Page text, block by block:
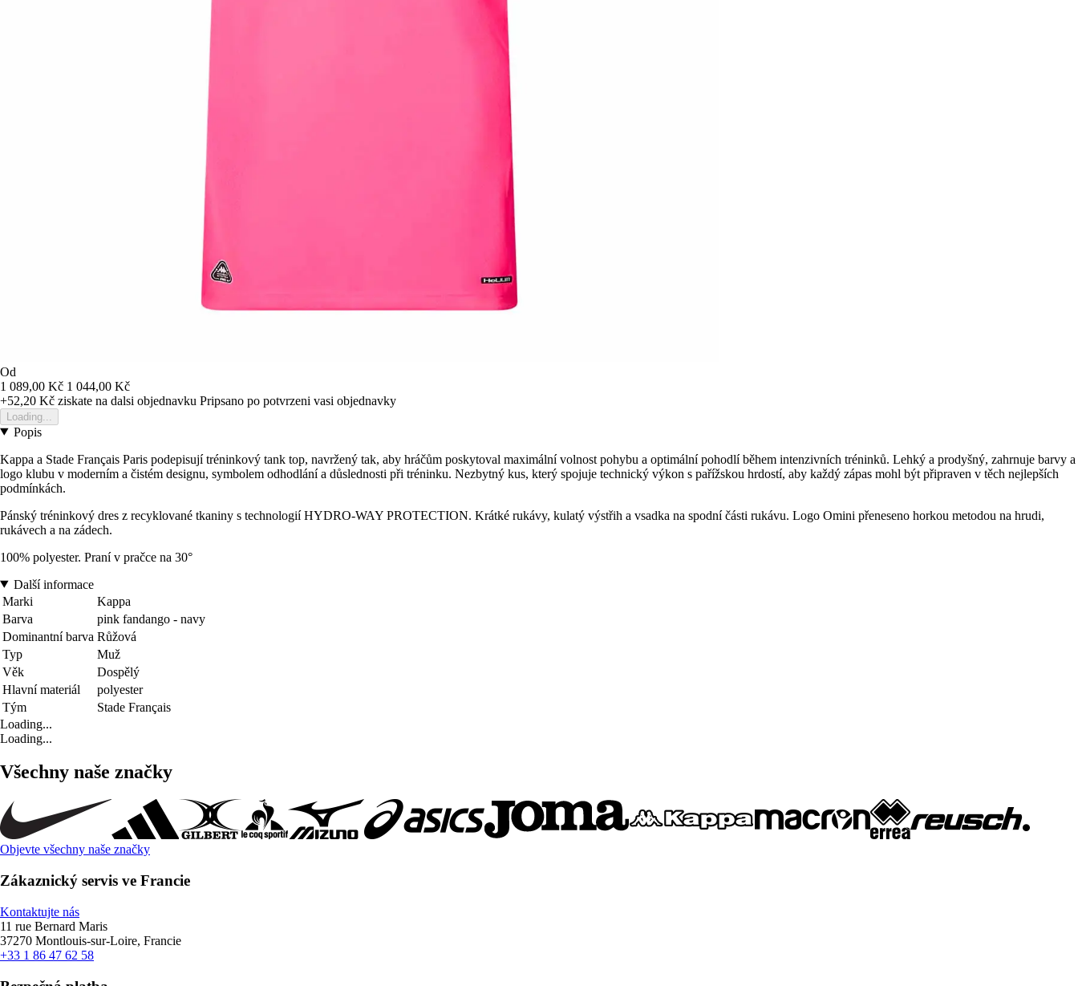
Od
1 089,00 Kč 1 044,00 Kč
+52,20 Kč ziskate na dalsi objednavku Pripsano po potvrzeni vasi objednavky
Loading...
Popis
Kappa a Stade Français Paris podepisují tréninkový tank top, navržený tak, aby hráčům poskytoval maximální volnost pohybu a optimální pohodlí během intenzivních tréninků. Lehký a prodyšný, zahrnuje barvy a
logo klubu v moderním a čistém designu, symbolem odhodlání a důslednosti při tréninku. Nezbytný kus, který spojuje technický výkon s pařížskou hrdostí, aby každý zápas mohl být připraven v těch nejlepších
podmínkách.
Pánský tréninkový dres z recyklované tkaniny s technologií HYDRO-WAY PROTECTION. Krátké rukávy, kulatý výstřih a vsadka na spodní části rukávu. Logo Omini přeneseno horkou metodou na hrudi,
rukávech a na zádech.
100% polyester. Praní v pračce na 30°
Další informace
Marki
Kappa
Barva
pink fandango - navy
Dominantní barva Růžová
Typ
Muž
Věk
Dospělý
Hlavní materiál
polyester
Tým
Stade Français
Loading...
Loading...
Všechny naše značky
Objevte všechny naše značky
Zákaznický servis ve Francie
Kontaktujte nás
11 rue Bernard Maris
37270 Montlouis-sur-Loire, Francie
+33 1 86 47 62 58